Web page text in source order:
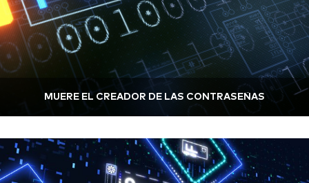
MUERE EL CREADOR DE LAS CONTRASEÑAS